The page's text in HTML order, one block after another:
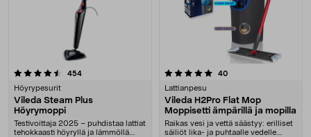
454arvostelut
Höyrypesurit
Vileda Steam Plus
Höyrymoppi
Testivoittaja 2025 – puhdistaa lattiat
tehokkaasti höyryllä ja lämmöllä.
5.0 viidestä tähdestä 40arvostelut
Lattianpesu
Vileda H2Pro Flat Mop
Moppisetti ämpärillä ja mopilla
Raikas vesi ja vettä säästyy: erilliset
säiliöt lika- ja puhtaalle vedelle.